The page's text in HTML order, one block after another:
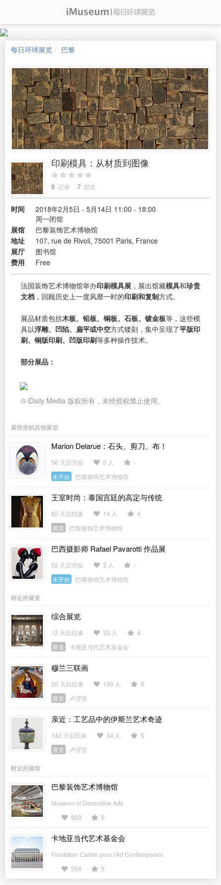
每日环球展览 巴黎
印刷模具：从材质到图像
0 记录 7 想去
时间
2018年2月5日 - 5月14日 11:00 - 18:00
周一闭馆
展馆
巴黎装饰艺术博物馆
地址
107, rue de Rivoli, 75001 Paris, France
展厅
图书馆
费用
Free
法国装饰艺术博物馆举办印刷模具展 ，展出馆藏模具和珍贵
文档 ，回顾历史上一度风靡一时的印刷和复制方式。
展品材质包括木板、铅板、铜板、石板、镀金板等，这些模
具以浮雕、凹陷、扁平或中空方式镂刻，集中呈现了平版印
刷、铜版印刷、凹版印刷等多种操作技术。
部分展品：
© iDaily Media 版权所有，未经授权禁止使用。
展馆里的其他展览
Marion Delarue：石头、剪刀、布！
56 天后开始 0 人
-
未开始
巴黎装饰艺术博物馆
王室时尚：泰国宫廷的高定与传统
82 天后结束 14 人
4
展览
巴黎装饰艺术博物馆
巴西摄影师 Rafael Pavarotti 作品展
52 天后开始 3 人
-
未开始
巴黎装饰艺术博物馆
附近的展览
综合展览
12 天后结束 33 人
4
展览
卡地亚当代艺术基金会
穆兰三联画
20 天后结束 100 人
5
展览
卢浮宫
亲近：工艺品中的伊斯兰艺术奇迹
142 天后结束 34 人
5
展览
卢浮宫
附近的展馆
巴黎装饰艺术博物馆
Museum of Decorative Arts
993
5
卡地亚当代艺术基金会
Fondation Cartier pour l'Art Contemporain
254
5